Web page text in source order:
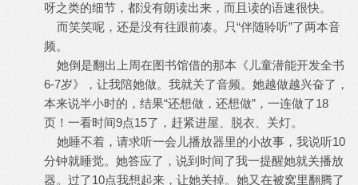
呀之类的细节，都没有朗读出来，而且读的语速很快。
而笑笑呢，还是没有往跟前凑。只“伴随聆听”了两本音
频。
她倒是翻出上周在图书馆借的那本《儿童潜能开发全书
6-7岁》，让我陪她做。我就关了音频。她越做越兴奋了，
本来说半小时的，结果“还想做，还想做”，一连做了18
页！一看时间9点15了，赶紧进屋、脱衣、关灯。
她睡不着，请求听一会儿播放器里的小故事，我说听10
分钟就睡觉。她答应了，说到时间了我一提醒她就关播放
器。过了10点我想起来，让她关掉。她又在被窝里翻腾了